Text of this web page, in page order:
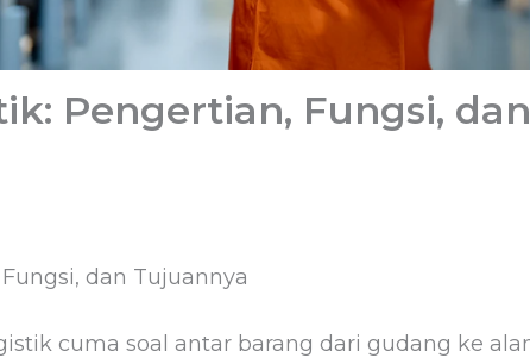
Pengertian, Fungsi, dan
dan Tujuannya
cuma soal antar barang dari gudang ke